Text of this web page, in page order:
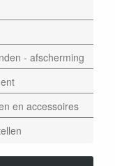
- afscherming
en accessoires